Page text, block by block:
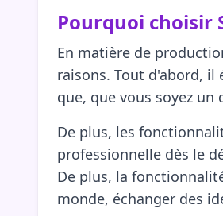
Pourquoi choisir
En matière de
raisons. Tout d'abord,
que, que vous soyez
De plus, les
professionnelle dès le
De plus, la
monde, échanger des